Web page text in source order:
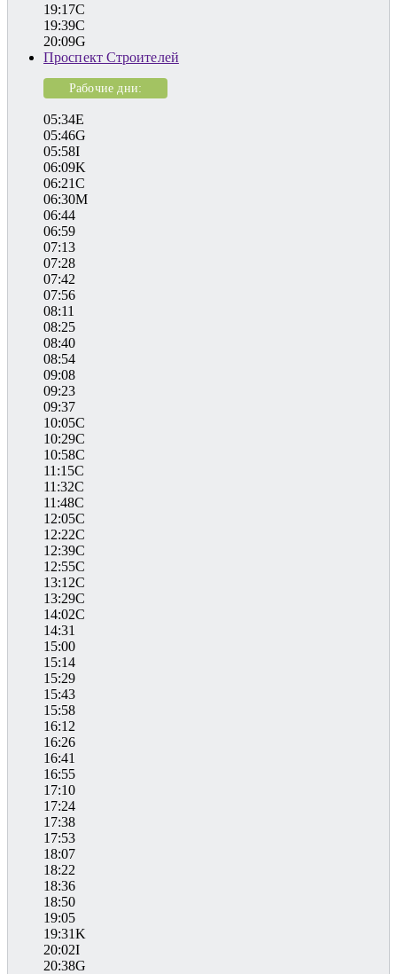
19:17C
19:39C
20:09G
Проспект Строителей
Рабочие дни:
05:34E
05:46G
05:58I
06:09K
06:21C
06:30M
06:44
06:59
07:13
07:28
07:42
07:56
08:11
08:25
08:40
08:54
09:08
09:23
09:37
10:05C
10:29C
10:58C
11:15C
11:32C
11:48C
12:05C
12:22C
12:39C
12:55C
13:12C
13:29C
14:02C
14:31
15:00
15:14
15:29
15:43
15:58
16:12
16:26
16:41
16:55
17:10
17:24
17:38
17:53
18:07
18:22
18:36
18:50
19:05
19:31K
20:02I
20:38G